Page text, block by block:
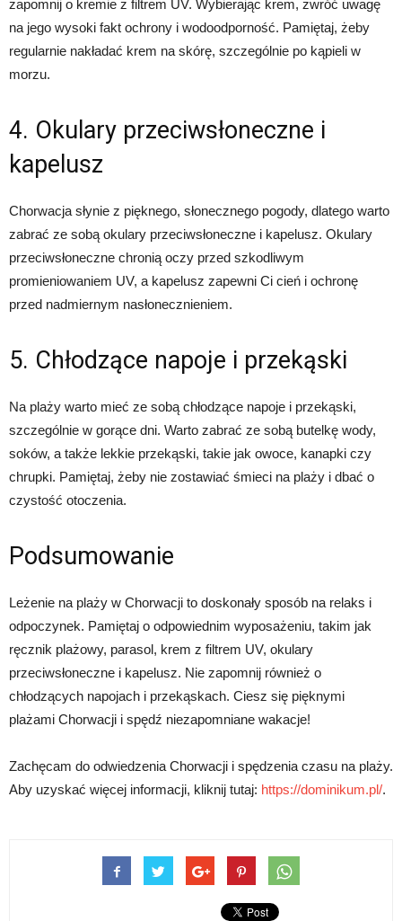
zapomnij o kremie z filtrem UV. Wybierając krem, zwróć uwagę
na jego wysoki fakt ochrony i wodoodporność. Pamiętaj, żeby
regularnie nakładać krem na skórę, szczególnie po kąpieli w
morzu.
4. Okulary przeciwsłoneczne i
kapelusz
Chorwacja słynie z pięknego, słonecznego pogody, dlatego warto
zabrać ze sobą okulary przeciwsłoneczne i kapelusz. Okulary
przeciwsłoneczne chronią oczy przed szkodliwym
promieniowaniem UV, a kapelusz zapewni Ci cień i ochronę
przed nadmiernym nasłonecznieniem.
5. Chłodzące napoje i przekąski
Na plaży warto mieć ze sobą chłodzące napoje i przekąski,
szczególnie w gorące dni. Warto zabrać ze sobą butelkę wody,
soków, a także lekkie przekąski, takie jak owoce, kanapki czy
chrupki. Pamiętaj, żeby nie zostawiać śmieci na plaży i dbać o
czystość otoczenia.
Podsumowanie
Leżenie na plaży w Chorwacji to doskonały sposób na relaks i
odpoczynek. Pamiętaj o odpowiednim wyposażeniu, takim jak
ręcznik plażowy, parasol, krem z filtrem UV, okulary
przeciwsłoneczne i kapelusz. Nie zapomnij również o
chłodzących napojach i przekąskach. Ciesz się pięknymi
plażami Chorwacji i spędź niezapomniane wakacje!
Zachęcam do odwiedzenia Chorwacji i spędzenia czasu na plaży.
Aby uzyskać więcej informacji, kliknij tutaj: https://dominikum.pl/.